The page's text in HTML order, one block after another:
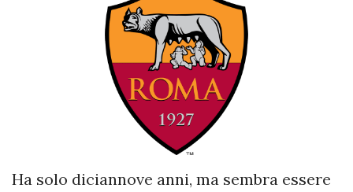
Ha solo diciannove anni, ma sembra essere